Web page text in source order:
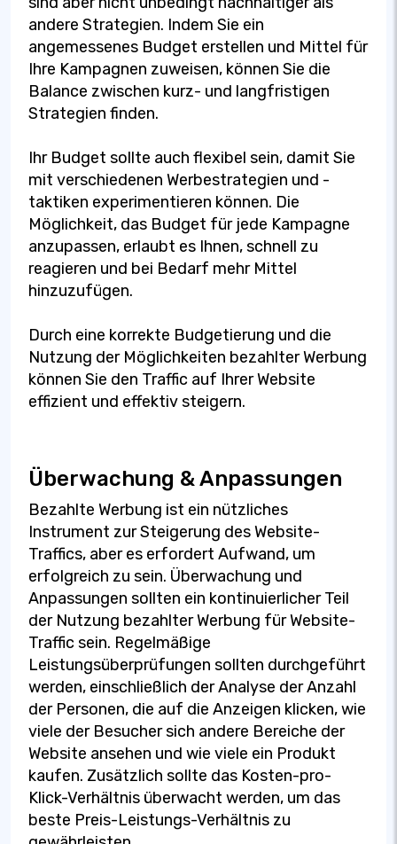
andere Strategien. Indem Sie ein
angemessenes Budget erstellen und Mittel für
Ihre Kampagnen zuweisen, können Sie die
Balance zwischen kurz- und langfristigen
Strategien finden.
Ihr Budget sollte auch flexibel sein, damit Sie
mit verschiedenen Werbestrategien und -
taktiken experimentieren können. Die
Möglichkeit, das Budget für jede Kampagne
anzupassen, erlaubt es Ihnen, schnell zu
reagieren und bei Bedarf mehr Mittel
hinzuzufügen.
Durch eine korrekte Budgetierung und die
Nutzung der Möglichkeiten bezahlter Werbung
können Sie den Traffic auf Ihrer Website
effizient und effektiv steigern.
Überwachung & Anpassungen
Bezahlte Werbung ist ein nützliches
Instrument zur Steigerung des Website-
Traffics, aber es erfordert Aufwand, um
erfolgreich zu sein. Überwachung und
Anpassungen sollten ein kontinuierlicher Teil
der Nutzung bezahlter Werbung für Website-
Traffic sein. Regelmäßige
Leistungsüberprüfungen sollten durchgeführt
werden, einschließlich der Analyse der Anzahl
der Personen, die auf die Anzeigen klicken, wie
viele der Besucher sich andere Bereiche der
Website ansehen und wie viele ein Produkt
kaufen. Zusätzlich sollte das Kosten-pro-
Klick-Verhältnis überwacht werden, um das
beste Preis-Leistungs-Verhältnis zu